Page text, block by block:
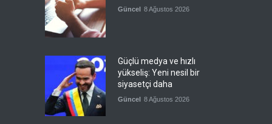
Güncel 8 Ağustos 2026
Güçlü medya ve hızlı
yükseliş: Yeni nesil bir
siyasetçi daha
Güncel 8 Ağustos 2026